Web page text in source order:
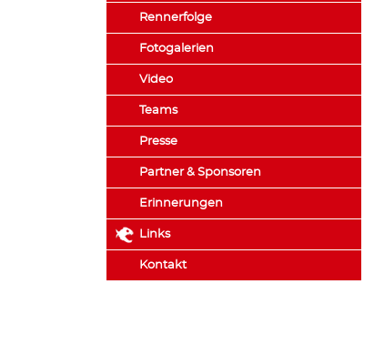
Rennerfolge
Fotogalerien
Video
Teams
Presse
Partner & Sponsoren
Erinnerungen
Links
Kontakt